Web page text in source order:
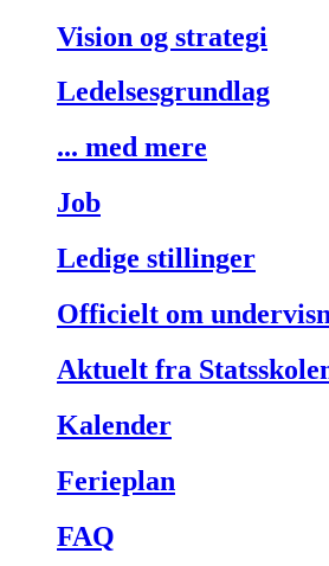
Vision og strategi
Ledelsesgrundlag
... med mere
Job
Ledige stillinger
Officielt om
Aktuelt fra
Kalender
Ferieplan
FAQ